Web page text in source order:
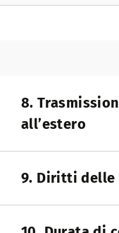
8.
all’estero
9. Diritti delle